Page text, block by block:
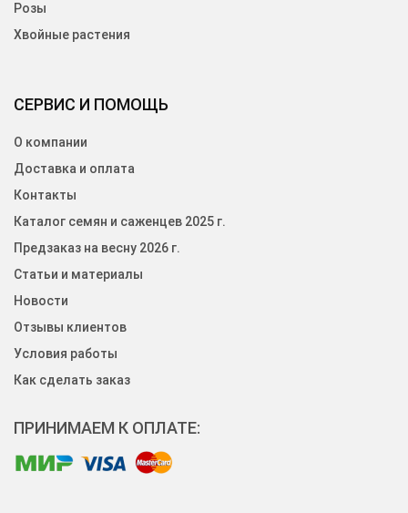
СЕРВИС И ПОМОЩЬ
О компании
Доставка и оплата
Контакты
Каталог семян и саженцев 2025 г.
Предзаказ на весну 2026 г.
Статьи и материалы
Новости
Отзывы клиентов
Условия работы
Как сделать заказ
Розы
Хвойные растения
ПРИНИМАЕМ К ОПЛАТЕ: